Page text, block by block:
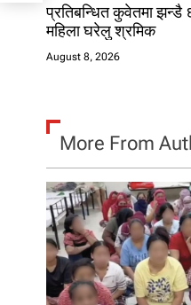
n
प्रतिबन्धित कुवेतमा झन्डै
महिला घरेलु श्रमिक
August 8, 2026
More From